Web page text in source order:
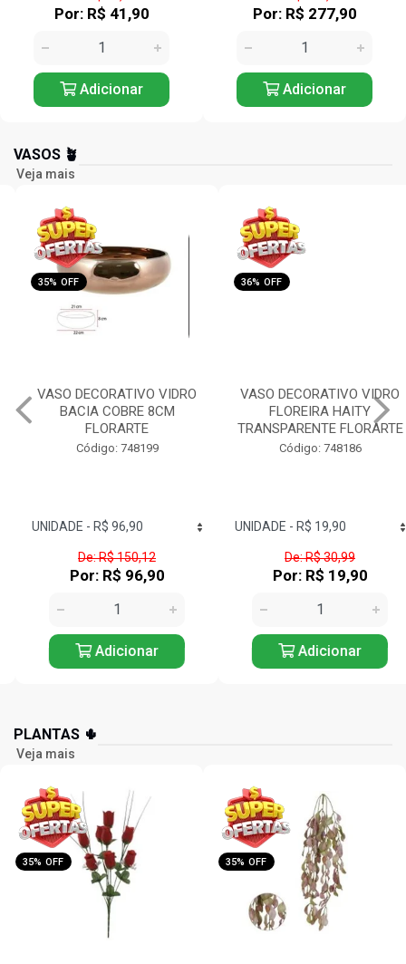
Por: R$ 41,90
Adicionar
Por: R$ 277,90
Adicionar
VASOS 🪴
Veja mais
35% OFF
VASO DECORATIVO VIDRO
BACIA COBRE 8CM
FLORARTE
Código: 748199
De: R$ 150,12
Por: R$ 96,90
Adicionar
36% OFF
VASO DECORATIVO VIDRO
FLOREIRA HAITY
TRANSPARENTE FLORARTE
Código: 748186
De: R$ 30,99
Por: R$ 19,90
Adicionar
PLANTAS 🌵
Veja mais
35% OFF 35% OFF